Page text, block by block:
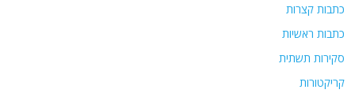
כתבות קצרות
כתבות ראשיות
סקירות תשתית
קריקטורות